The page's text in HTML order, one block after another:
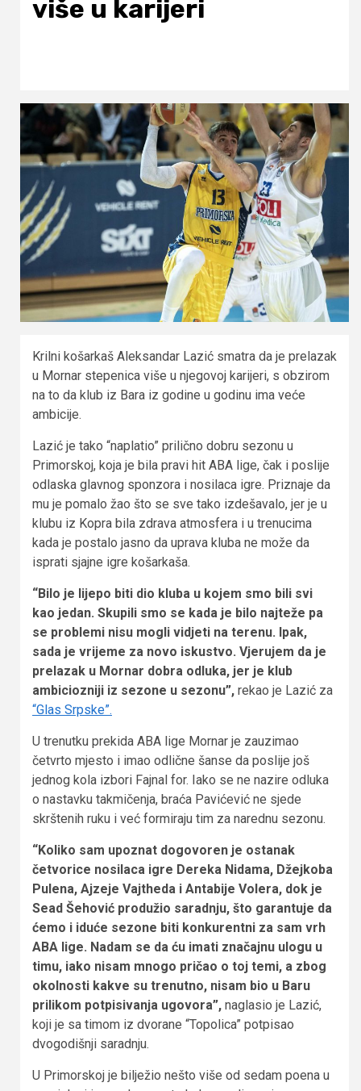
više u karijeri
Krilni košarkaš Aleksandar Lazić smatra da je prelazak
u Mornar stepenica više u njegovoj karijeri, s obzirom
na to da klub iz Bara iz godine u godinu ima veće
ambicije.
Lazić je tako “naplatio” prilično dobru sezonu u
Primorskoj, koja je bila pravi hit ABA lige, čak i poslije
odlaska glavnog sponzora i nosilaca igre. Priznaje da
mu je pomalo žao što se sve tako izdešavalo, jer je u
klubu iz Kopra bila zdrava atmosfera i u trenucima
kada je postalo jasno da uprava kluba ne može da
isprati sjajne igre košarkaša.
“Bilo je lijepo biti dio kluba u kojem smo bili svi
kao jedan. Skupili smo se kada je bilo najteže pa
se problemi nisu mogli vidjeti na terenu. Ipak,
sada je vrijeme za novo iskustvo. Vjerujem da je
prelazak u Mornar dobra odluka, jer je klub
ambiciozniji iz sezone u sezonu”, rekao je Lazić za
“Glas Srpske”.
U trenutku prekida ABA lige Mornar je zauzimao
četvrto mjesto i imao odlične šanse da poslije još
jednog kola izbori Fajnal for. Iako se ne nazire odluka
o nastavku takmičenja, braća Pavićević ne sjede
skrštenih ruku i već formiraju tim za narednu sezonu.
“Koliko sam upoznat dogovoren je ostanak
četvorice nosilaca igre Dereka Nidama, Džejkoba
Pulena, Ajzeje Vajtheda i Antabije Volera, dok je
Sead Šehović produžio saradnju, što garantuje da
ćemo i iduće sezone biti konkurentni za sam vrh
ABA lige. Nadam se da ću imati značajnu ulogu u
timu, iako nisam mnogo pričao o toj temi, a zbog
okolnosti kakve su trenutno, nisam bio u Baru
prilikom potpisivanja ugovora”, naglasio je Lazić,
koji je sa timom iz dvorane “Topolica” potpisao
dvogodišnji saradnju.
U Primorskoj je bilježio nešto više od sedam poena u